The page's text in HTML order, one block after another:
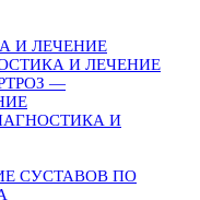
И ЛЕЧЕНИЕ
И ЛЕЧЕНИЕ
—
И
СУСТАВОВ ПО